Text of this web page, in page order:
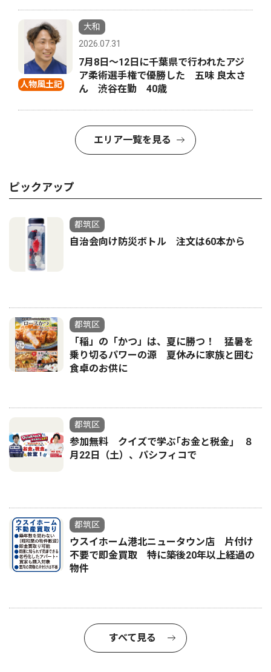
人物風土記
大和
2026.07.31
7月8日〜12日に千葉県で行われたアジ
ア柔術選手権で優勝した 五味 良太さ
ん 渋谷在勤 40歳
エリア一覧を見る
ピックアップ
都筑区
自治会向け防災ボトル 注文は60本から
都筑区
「稲」の「かつ」は、夏に勝つ！ 猛暑を
乗り切るパワーの源 夏休みに家族と囲む
食卓のお供に
都筑区
参加無料 クイズで学ぶ｢お金と税金｣ ８
月22日（土）、パシフィコで
都筑区
ウスイホーム港北ニュータウン店 片付け
不要で即金買取 特に築後20年以上経過の
物件
すべて見る